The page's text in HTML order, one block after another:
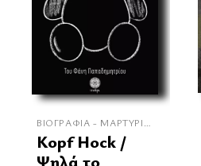
ΒΙΟΓΡΑΦΊΑ - ΜΑΡΤΥΡΊΕΣ
Kopf Hock /
Ψηλά το